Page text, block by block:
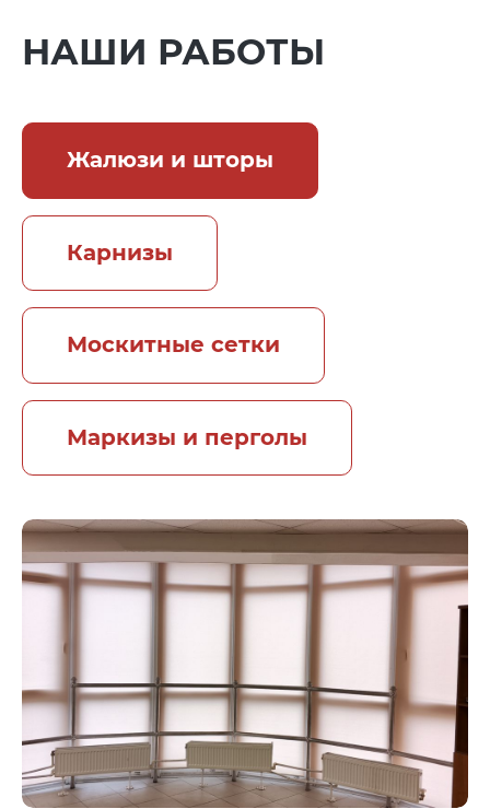
НАШИ РАБОТЫ
Жалюзи и шторы
Карнизы
Москитные сетки
Маркизы и перголы